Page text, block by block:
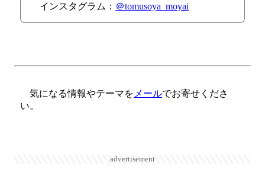
インスタグラム： ＠tomusoya_moyai
気になる情報やテーマを メールでお寄せくださ
い。
advertisement